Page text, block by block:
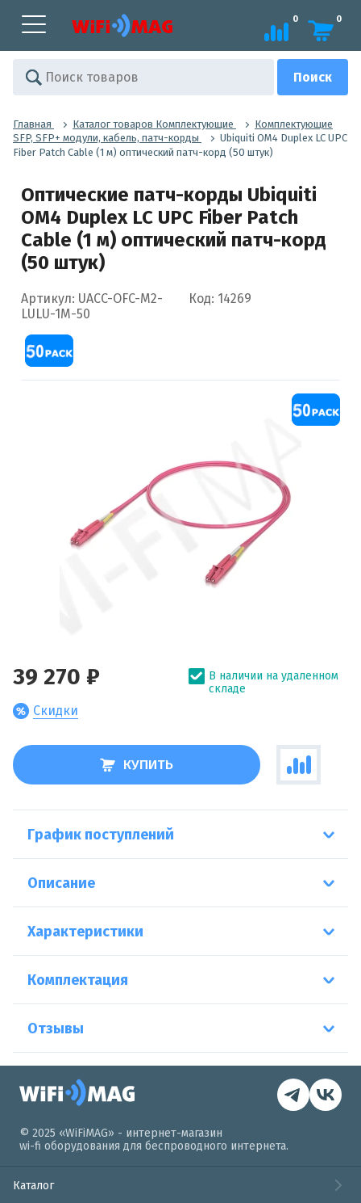
0 0
Главная Каталог товаров Комплектующие
Комплектующие
SFP, SFP+ модули, кабель, патч-корды
Ubiquiti OM4 Duplex LC UPC
Fiber Patch Cable (1 м) оптический патч-корд (50 штук)
Оптические патч-корды Ubiquiti
OM4 Duplex LC UPC Fiber Patch
Cable (1 м) оптический патч-корд
(50 штук)
Артикул: UACC-OFC-M2-
LULU-1M-50
Код: 14269
39 270 ₽
Скидки
В наличии на удаленном
складе
КУПИТЬ
График поступлений
Описание
Характеристики
Комплектация
Отзывы
© 2025 «WiFiMAG» - интернет-магазин
wi-fi оборудования для беспроводного интернета.
Каталог